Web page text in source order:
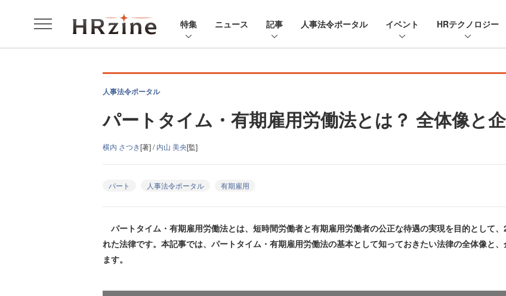
特集 ニュース 記事 人事法令ポータル イベント HRテクノロジー
人事法令ポータル
パートタイム・有期雇用労働法とは？ 全体像と
横内 さつき[著] /内山 美央[監]
パート 人事法令ポータル 有期雇用
パートタイム・有期雇用労働法とは、短時間労働者と有期雇用労働者の公正な待遇の実現を目的として
れた法律です。本記事では、パートタイム・有期雇用労働法の基本として知っておきたい法律の全体像と
ます。